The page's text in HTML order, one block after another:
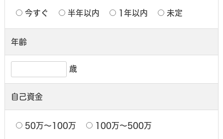
今すぐ 半年以内 1年以内 未定
年齢
歳
自己資金
50万〜100万
100万〜500万